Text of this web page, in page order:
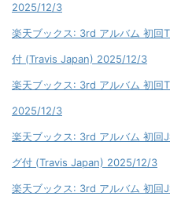
2025/12/3
楽天ブックス: 3rd アルバム 初回
付 (Travis Japan) 2025/12/3
楽天ブックス: 3rd アルバム 初
2025/12/3
楽天ブックス: 3rd アルバム 初回
グ付 (Travis Japan) 2025/12/3
楽天ブックス: 3rd アルバム 初